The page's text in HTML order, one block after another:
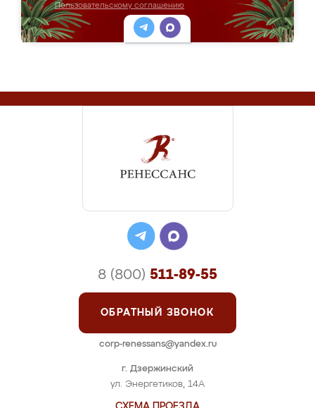
Пользовательскому соглашению
г. Дзержинский
ул. Энергетиков, 14А
8 (800) 511-89-55
ОБРАТНЫЙ ЗВОНОК
corp-renessans@yandex.ru